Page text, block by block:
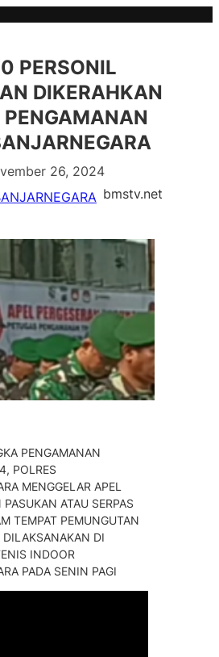
PERSONIL
DIKERAHKAN
26, 2024
bmstv.net
PENGAMANAN
POLRES
MENGGELAR APEL
PASUKAN ATAU SERPAS
TEMPAT PEMUNGUTAN
DILAKSANAKAN DI
INDOOR
PADA SENIN PAGI